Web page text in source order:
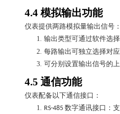
4.4 模拟输出功能
仪表提供两路模拟量输出信号：
1. 输出类型可通过软件选择
2. 每路输出可独立选择对
3. 可分别设置输出信号的上
4.5 通信功能
仪表配备以下通信接口：
1. RS-485 数字通讯接口：